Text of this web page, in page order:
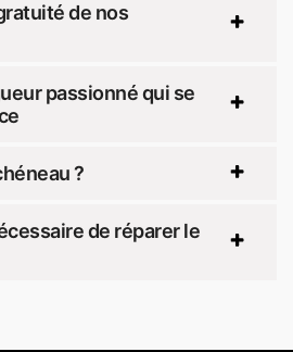
de nos
passionné qui se
?
de réparer le